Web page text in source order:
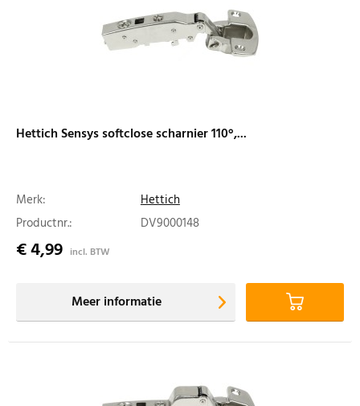
Hettich Sensys softclose scharnier 110°,...
Merk:
Hettich
Productnr.:
DV9000148
€ 4,99 incl. BTW
Meer informatie